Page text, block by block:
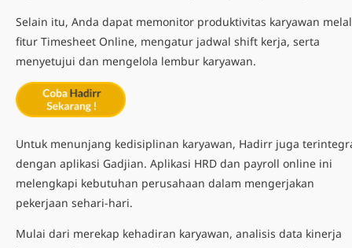
Selain itu, Anda dapat memonitor produktivitas karyawan
fitur Timesheet Online, mengatur jadwal shift kerja, serta
menyetujui dan mengelola lembur karyawan.
Untuk menunjang kedisiplinan karyawan, Hadirr juga
dengan aplikasi Gadjian. Aplikasi HRD dan payroll online ini
melengkapi kebutuhan perusahaan dalam mengerjakan
pekerjaan sehari-hari.
Mulai dari merekap kehadiran karyawan, analisis data kinerja